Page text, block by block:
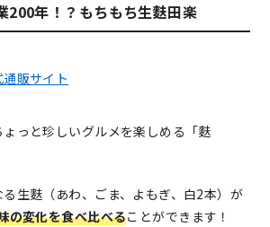
200年！？もちもち生麩田楽
販サイト
っと珍しいグルメを楽しめる「麩
生麩（あわ、ごま、よもぎ、白2本）が
の変化を食べ比べることができます！